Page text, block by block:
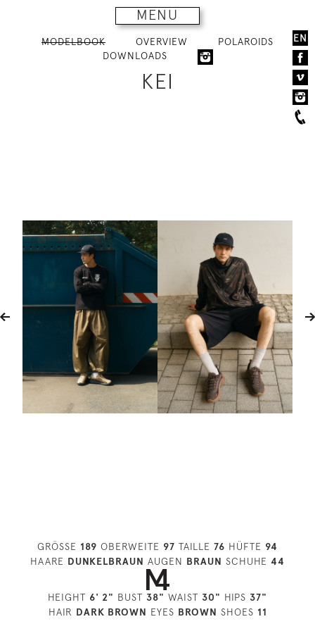
MENU
EN
MODELBOOK OVERVIEW
POLAROIDS
DOWNLOADS
KEI
GRÖSSE 189 OBERWEITE 97 TAILLE 76 HÜFTE 94
HAARE DUNKELBRAUN AUGEN BRAUN SCHUHE 44
HEIGHT 6' 2" BUST 38" WAIST 30" HIPS 37"
HAIR DARK BROWN EYES BROWN SHOES 11